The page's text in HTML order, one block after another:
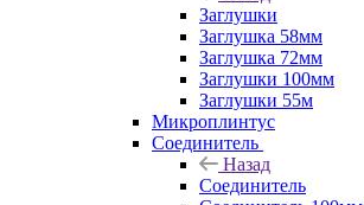
Заглушки
Заглушка 58мм
Заглушка 72мм
Заглушки 100мм
Заглушки 55м
Микроплинтус
Соединитель
Назад
Соединитель